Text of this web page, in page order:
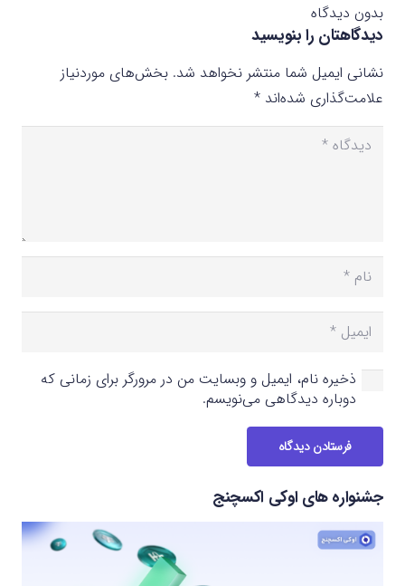
بدون دیدگاه
دیدگاهتان را بنویسید
نشانی ایمیل شما منتشر نخواهد شد. بخش‌های موردنیاز
علامت‌گذاری شده‌اند *
ذخیره نام، ایمیل و وبسایت من در مرورگر برای زمانی که
دوباره دیدگاهی می‌نویسم.
فرستادن دیدگاه
جشنواره های اوکی اکسچنج